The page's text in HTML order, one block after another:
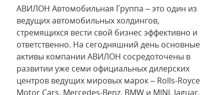
АВИЛОН Автомобильная Группа – это один из
ведущих автомобильных холдингов,
стремящихся вести свой бизнес эффективно и
ответственно. На сегодняшний день основные
активы компании АВИЛОН сосредоточены в
развитии уже семи официальных дилерских
центров ведущих мировых марок – Rolls-Royce
Motor Cars, Mercedes-Benz, BMW и MINI, Jaguar,